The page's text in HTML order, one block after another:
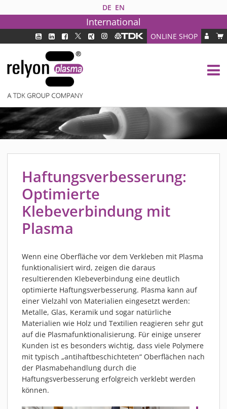
DE EN
International
ONLINE SHOP
PLASMATECHNOLOGIE
DBD TECHNOLOGIE
PAA TECHNOLOGIE®
PDD TECHNOLOGIE®
BRANCHEN
FAQ
PRODUKTE
MEDIPLAS KOMPONENTEN
MEDIPLAS REACTOR
MEDIPLAS DRIVER
PIEZOBRUSH PZ3
PIEZOBRUSH PZ3-I
PLASMABRUSH PB3
PLASMABRUSH PB3 INTEGRATION
PLASMATOOL
KONZEPTE
IMPLAPREP
DOWNLOADS
ANWENDUNGEN
DESINFEKTION
DRUCKVORBEHANDLUNG
Haftungsverbesserung:
Optimierte
Klebeverbindung mit
Plasma
Wenn eine Oberfläche vor dem Verkleben mit Plasma
funktionalisiert wird, zeigen die daraus
resultierenden Klebeverbindung eine deutlich
optimierte Haftungsverbesserung. Plasma kann auf
einer Vielzahl von Materialien eingesetzt werden:
Metalle, Glas, Keramik und sogar natürliche
Materialien wie Holz und Textilien reagieren sehr gut
auf die Plasmafunktionalisierung. Für einige unserer
Kunden ist es besonders wichtig, dass viele Polymere
mit typisch „antihaftbeschichteten“ Oberflächen nach
der Plasmabehandlung durch die
Haftungsverbesserung erfolgreich verklebt werden
können.